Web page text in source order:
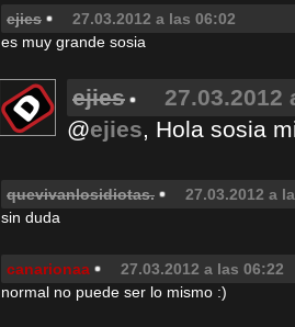
ejies
27.03.2012 a las 06:02
es muy grande sosia
ejies
27.03.2012
@ejies, Hola sosia
quevivanlosidiotas.
27.03.2012 a
sin duda
canarionaa
27.03.2012 a las 06:22
normal no puede ser lo mismo :)